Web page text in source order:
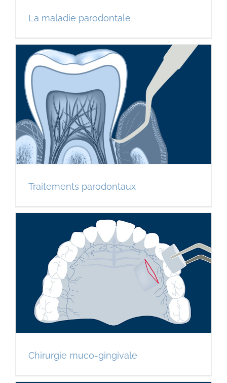
La maladie parodontale
Traitements parodontaux
Chirurgie muco-gingivale